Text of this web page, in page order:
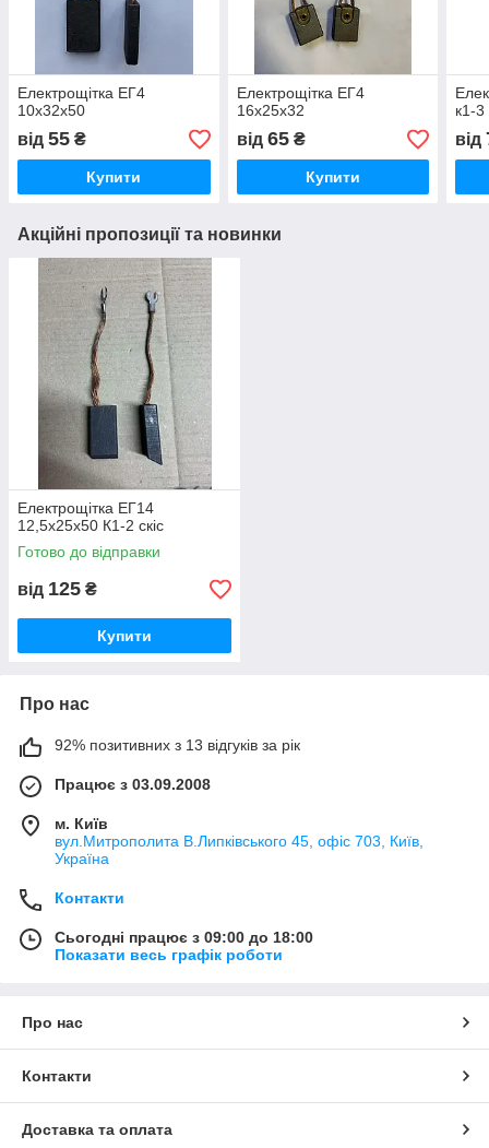
Електрощітка ЕГ4
10х32х50
від 55 ₴
Купити
Електрощітка ЕГ4
16х25х32
від 65₴
Купити
к1-3
від
Акційні пропозиції та новинки
Електрощітка ЕГ14
12,5х25х50 К1-2 скіс
Готово до відправки
від 125 ₴
Купити
Про нас
92% позитивних з 13 відгуків за рік
Працює з 03.09.2008
м. Київ
вул.Митрополита В.Липківського 45, офіс 703, Київ,
Україна
Контакти
Сьогодні працює з 09:00 до 18:00
Показати весь графік роботи
Про нас
Контакти
Доставка та оплата